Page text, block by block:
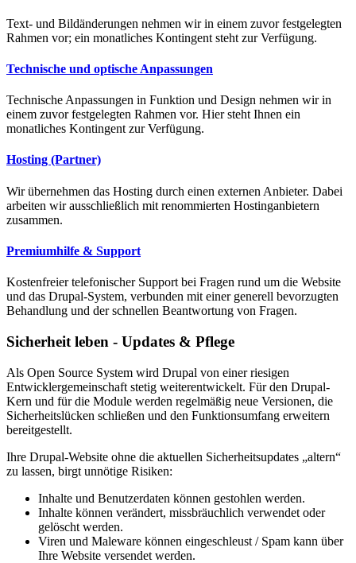
Text- und Bildänderungen nehmen wir in einem zuvor festgelegten
Rahmen vor; ein monatliches Kontingent steht zur Verfügung.
Technische und optische Anpassungen
Technische Anpassungen in Funktion und Design nehmen wir in
einem zuvor festgelegten Rahmen vor. Hier steht Ihnen ein
monatliches Kontingent zur Verfügung.
Hosting (Partner)
Wir übernehmen das Hosting durch einen externen Anbieter. Dabei
arbeiten wir ausschließlich mit renommierten Hostinganbietern
zusammen.
Premiumhilfe & Support
Kostenfreier telefonischer Support bei Fragen rund um die Website
und das Drupal-System, verbunden mit einer generell bevorzugten
Behandlung und der schnellen Beantwortung von Fragen.
Sicherheit leben - Updates & Pflege
Als Open Source System wird Drupal von einer riesigen
Entwicklergemeinschaft stetig weiterentwickelt. Für den Drupal-
Kern und für die Module werden regelmäßig neue Versionen, die
Sicherheitslücken schließen und den Funktionsumfang erweitern
bereitgestellt.
Ihre Drupal-Website ohne die aktuellen Sicherheitsupdates „altern“
zu lassen, birgt unnötige Risiken:
Inhalte und Benutzerdaten können gestohlen werden.
Inhalte können verändert, missbräuchlich verwendet oder
gelöscht werden.
Viren und Maleware können eingeschleust / Spam kann über
Ihre Website versendet werden.